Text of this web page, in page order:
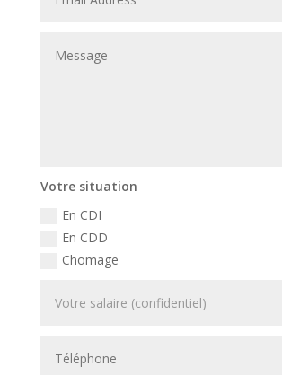
Votre situation
En CDI
En CDD
Chomage